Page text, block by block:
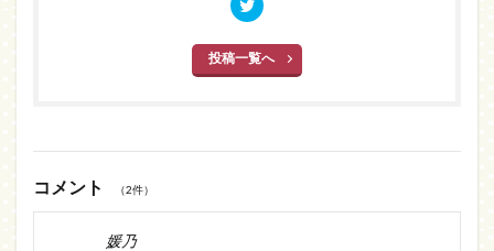
投稿一覧へ
コメント （2件）
媛乃